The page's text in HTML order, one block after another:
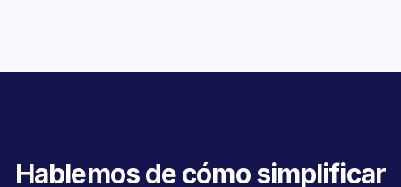
Hablemos de cómo simplificar